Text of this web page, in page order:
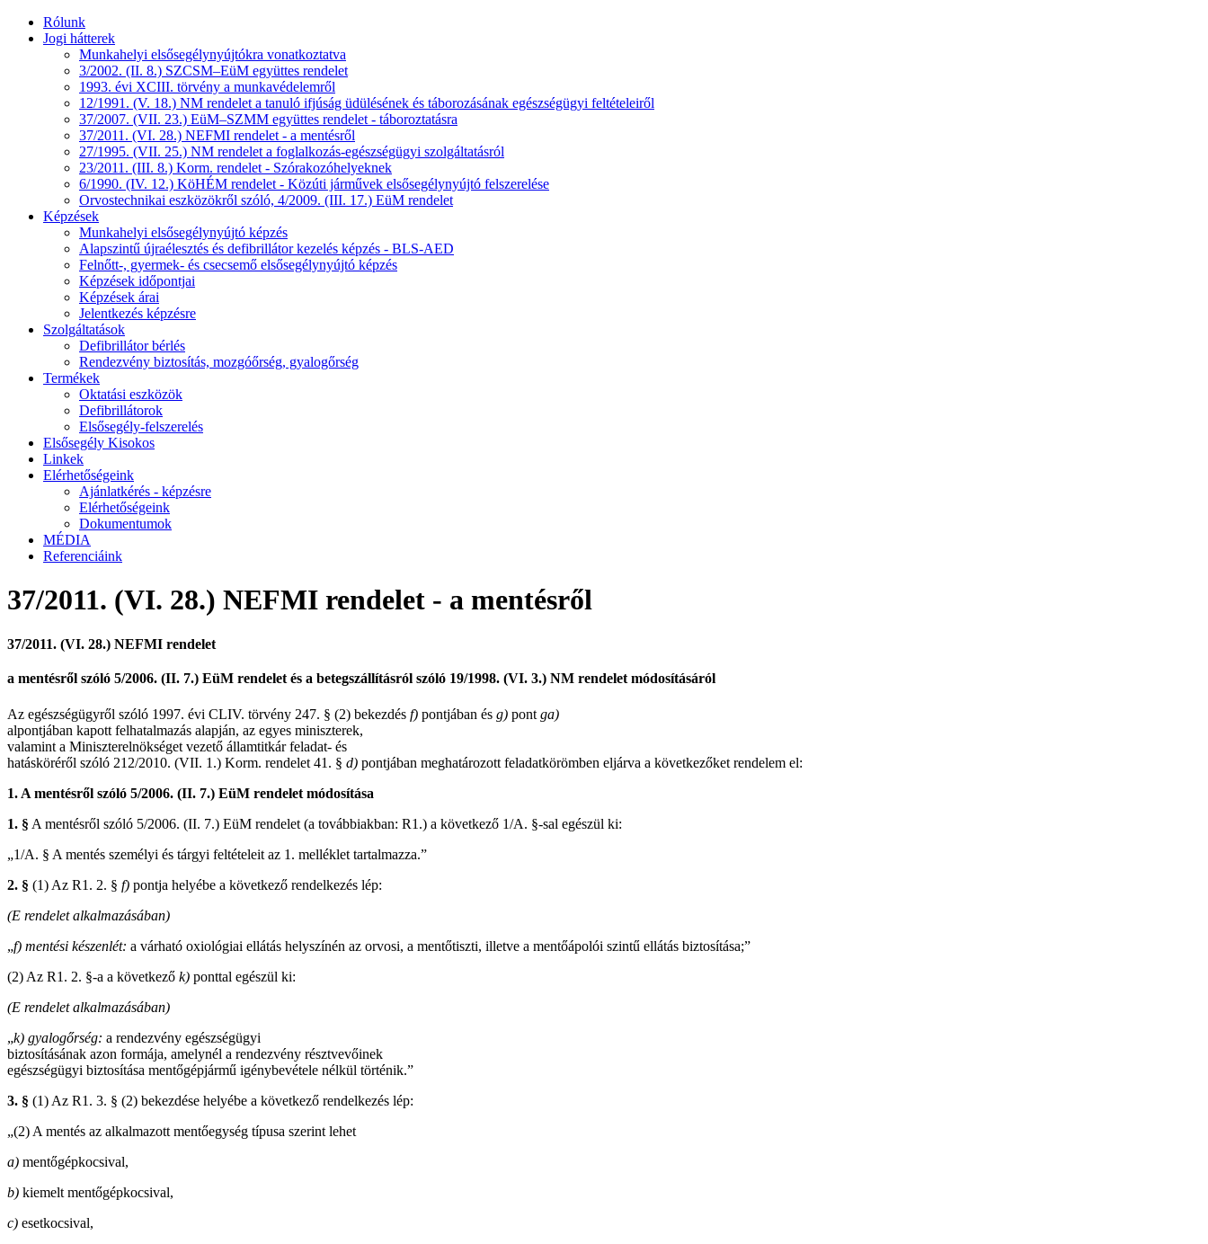
Rólunk
Jogi hátterek
Munkahelyi elsősegélynyújtókra vonatkoztatva
3/2002. (II. 8.) SZCSM–EüM együttes rendelet
1993. évi XCIII. törvény a munkavédelemről
12/1991. (V. 18.) NM rendelet a tanuló ifjúság üdülésének és táborozásának egészségügyi feltételeiről
37/2007. (VII. 23.) EüM–SZMM együttes rendelet - táboroztatásra
37/2011. (VI. 28.) NEFMI rendelet - a mentésről
27/1995. (VII. 25.) NM rendelet a foglalkozás-egészségügyi szolgáltatásról
23/2011. (III. 8.) Korm. rendelet - Szórakozóhelyeknek
6/1990. (IV. 12.) KöHÉM rendelet - Közúti járművek elsősegélynyújtó felszerelése
Orvostechnikai eszközökről szóló, 4/2009. (III. 17.) EüM rendelet
Képzések
Munkahelyi elsősegélynyújtó képzés
Alapszintű újraélesztés és defibrillátor kezelés képzés - BLS-AED
Felnőtt-, gyermek- és csecsemő elsősegélynyújtó képzés
Képzések időpontjai
Képzések árai
Jelentkezés képzésre
Szolgáltatások
Defibrillátor bérlés
Rendezvény biztosítás, mozgóőrség, gyalogőrség
Termékek
Oktatási eszközök
Defibrillátorok
Elsősegély-felszerelés
Elsősegély Kisokos
Linkek
Elérhetőségeink
Ajánlatkérés - képzésre
Elérhetőségeink
Dokumentumok
MÉDIA
Referenciáink
37/2011. (VI. 28.) NEFMI rendelet - a mentésről
37/2011. (VI. 28.) NEFMI rendelet
a mentésről szóló 5/2006. (II. 7.) EüM rendelet és a betegszállításról szóló 19/1998. (VI. 3.) NM rendelet módosításáról
Az egészségügyről szóló 1997. évi CLIV. törvény 247. § (2) bekezdés f) pontjában és g) pont ga)
alpontjában kapott felhatalmazás alapján, az egyes miniszterek,
valamint a Miniszterelnökséget vezető államtitkár feladat- és
hatásköréről szóló 212/2010. (VII. 1.) Korm. rendelet 41. § d) pontjában meghatározott feladatkörömben eljárva a következőket rendelem el:
1. A mentésről szóló 5/2006. (II. 7.) EüM rendelet módosítása
1. § A mentésről szóló 5/2006. (II. 7.) EüM rendelet (a továbbiakban: R1.) a következő 1/A. §-sal egészül ki:
„1/A. § A mentés személyi és tárgyi feltételeit az 1. melléklet tartalmazza.”
2. § (1) Az R1. 2. § f) pontja helyébe a következő rendelkezés lép:
(E rendelet alkalmazásában)
„f) mentési készenlét: a várható oxiológiai ellátás helyszínén az orvosi, a mentőtiszti, illetve a mentőápolói szintű ellátás biztosítása;”
(2) Az R1. 2. §-a a következő k) ponttal egészül ki:
(E rendelet alkalmazásában)
„k) gyalogőrség: a rendezvény egészségügyi
biztosításának azon formája, amelynél a rendezvény résztvevőinek
egészségügyi biztosítása mentőgépjármű igénybevétele nélkül történik.”
3. § (1) Az R1. 3. § (2) bekezdése helyébe a következő rendelkezés lép:
„(2) A mentés az alkalmazott mentőegység típusa szerint lehet
a) mentőgépkocsival,
b) kiemelt mentőgépkocsival,
c) esetkocsival,